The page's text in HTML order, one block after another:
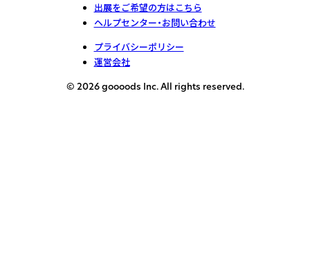
出展をご希望の方はこちら
ヘルプセンター・お問い合わせ
プライバシーポリシー
運営会社
© 2026 goooods Inc. All rights reserved.